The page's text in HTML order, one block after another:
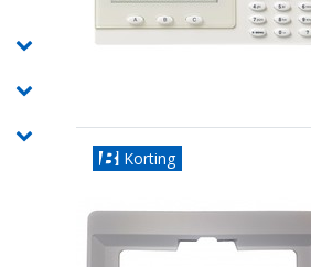
Korting